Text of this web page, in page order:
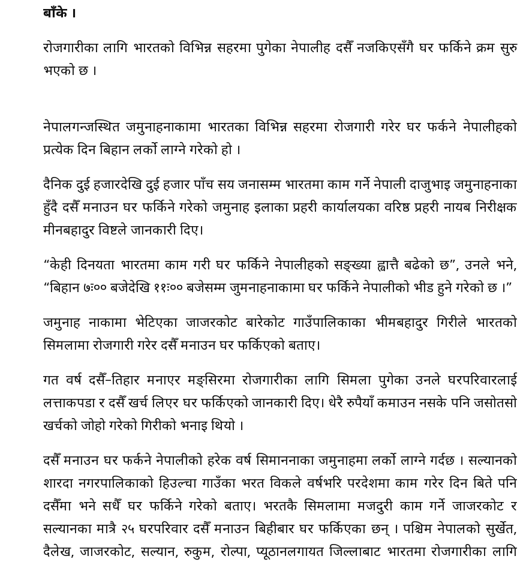
बाँके ।
रोजगारीका लागि भारतको विभिन्न सहरमा पुगेका नेपालीहरू दसैँ नजकिएसँगै घर फर्किने क्रम सुरु
भएको छ ।
नेपालगन्जस्थित जमुनाहनाकामा भारतका विभिन्न सहरमा रोजगारी गरेर घर फर्कने नेपालीहरूको
प्रत्येक दिन बिहान लर्को लाग्ने गरेको हो ।
दैनिक दुई हजारदेखि दुई हजार पाँच सय जनासम्म भारतमा काम गर्ने नेपाली दाजुभाइ जमुनाहनाका
हुँदै दसैँ मनाउन घर फर्किने गरेको जमुनाह इलाका प्रहरी कार्यालयका वरिष्ठ प्रहरी नायब निरीक्षक
मीनबहादुर विष्टले जानकारी दिए।
“केही दिनयता भारतमा काम गरी घर फर्किने नेपालीहरूको सङ्ख्या ह्वात्तै बढेको छ”, उनले भने,
“बिहान ७ः०० बजेदेखि ११ः०० बजेसम्म जुमनाहनाकामा घर फर्किने नेपालीको भीड हुने गरेको छ ।”
जमुनाह नाकामा भेटिएका जाजरकोट बारेकोट गाउँपालिकाका भीमबहादुर गिरीले भारतको
सिमलामा रोजगारी गरेर दसैँ मनाउन घर फर्किएको बताए।
गत वर्ष दसैँ–तिहार मनाएर मङ्सिरमा रोजगारीका लागि सिमला पुगेका उनले घरपरिवारलाई
लत्ताकपडा र दसैँ खर्च लिएर घर फर्किएको जानकारी दिए। धेरै रुपैयाँ कमाउन नसके पनि जसोतसो
खर्चको जोहो गरेको गिरीको भनाइ थियो ।
दसैँ मनाउन घर फर्कने नेपालीको हरेक वर्ष सिमाननाका जमुनाहमा लर्को लाग्ने गर्दछ । सल्यानको
शारदा नगरपालिकाको हिउल्चा गाउँका भरत विकले वर्षभरि परदेशमा काम गरेर दिन बिते पनि
दसैँमा भने सधैँ घर फर्किने गरेको बताए। भरतकै सिमलामा मजदुरी काम गर्ने जाजरकोट र
सल्यानका मात्रै २५ घरपरिवार दसैँ मनाउन बिहीबार घर फर्किएका छन् । पश्चिम नेपालको सुर्खेत,
दैलेख, जाजरकोट, सल्यान, रुकुम, रोल्पा, प्यूठानलगायत जिल्लाबाट भारतमा रोजगारीका लागि